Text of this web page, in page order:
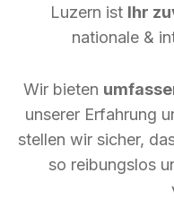
Luzern ist Ihr
nationale &
Wir bieten
unserer Erfahrung
stellen wir sicher,
so reibungslos